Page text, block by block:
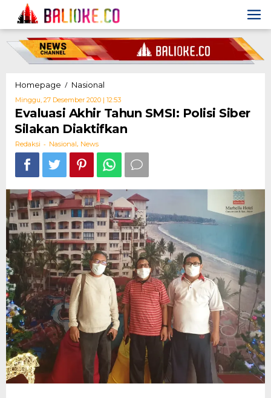
content
Homepage / Nasional
Akhir
Tahun
SMSI:
Polisi
Diaktifkan
Minggu, 27 Desember 2020 | 12:53Oleh
Redaksi
Evaluasi Akhir Tahun SMSI: Polisi Siber
Silakan Diaktifkan
Redaksi - Nasional, News